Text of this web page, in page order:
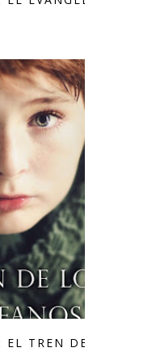
TREN DE LOS